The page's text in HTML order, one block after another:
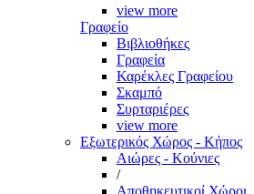
view more
Γραφείο
Βιβλιοθήκες
Γραφεία
Καρέκλες Γραφείου
Σκαμπό
Συρταριέρες
view more
Εξωτερικός Χώρος - Κήπος
Αιώρες - Κούνιες
/
Αποθηκευτικοί Χώροι